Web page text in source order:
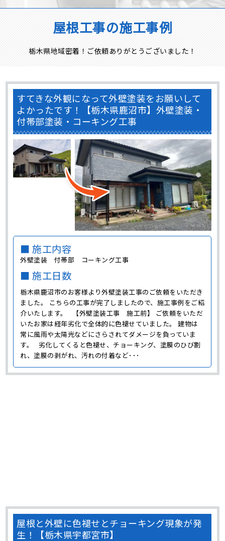
屋根工事の施工事例
栃木県地域密着！ご依頼ありがとうございました！
すてきな外観になって外壁塗装をお願いして
よかったです！【栃木県鹿沼市】外壁塗装・
付帯部塗装・コーキング工事
■ 施工内容
外壁塗装 付帯部 コーキング工事
■ 施工日数
栃木県鹿沼市のお客様より外壁塗装工事のご依頼をいただき
ました。 こちらの工事が完了しましたので、施工事例をご紹
介いたします。 【外壁塗装工事 施工前】 ご依頼をいただ
いたお家は経年劣化で全体的に色褪せていました。 建物は
常に風雨や太陽光などにさらされてダメージを負っていま
す。 劣化してくると色褪せ、チョーキング、塗膜のひび割
れ、塗膜の剥がれ、汚れの付着など･･･
屋根と外壁に色褪せとチョーキング現象が発
生！【栃木県宇都宮市】